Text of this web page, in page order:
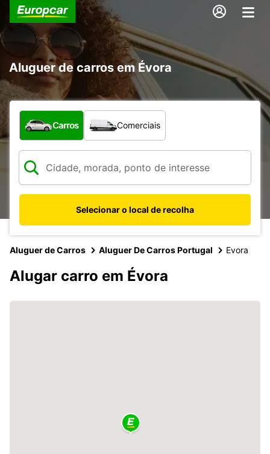
Aluguer de carros em Évora
Que tipo de veículo pretende?
Carros Comerciais
Selecionar o local de recolha
Aluguer de Carros Aluguer De Carros Portugal Evora
Alugar carro em Évora